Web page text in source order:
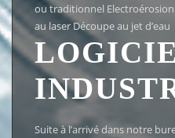
ou traditionnel
au laser Découpe au jet d’eau
Suite à l’arrivé dans notre